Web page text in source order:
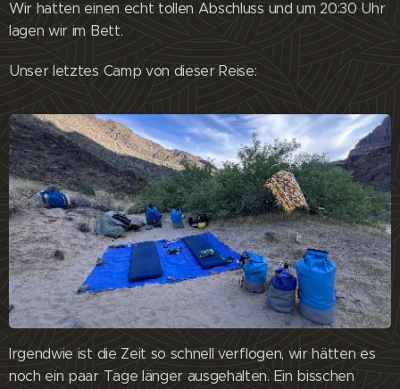
Wir hatten einen echt tollen Abschluss und um 20:30 Uhr
lagen wir im Bett.
Unser letztes Camp von dieser Reise:
Irgendwie ist die Zeit so schnell verflogen, wir hätten es
noch ein paar Tage länger ausgehalten. Ein bisschen